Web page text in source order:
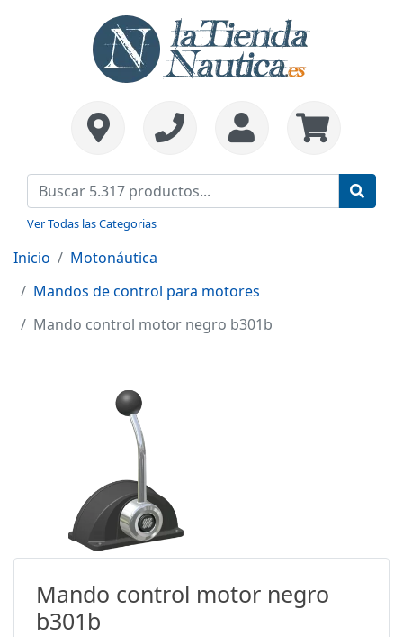
Ver Todas las Categorias
Inicio
Motonáutica
Mandos de control para motores
Mando control motor negro b301b
Mando control motor negro
b301b